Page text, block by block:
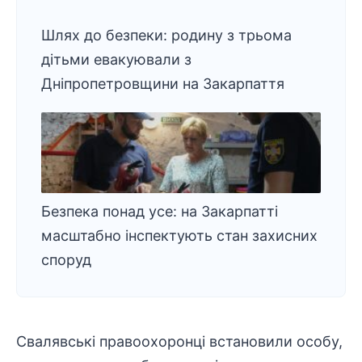
Шлях до безпеки: родину з трьома
дітьми евакуювали з
Дніпропетровщини на Закарпаття
Безпека понад усе: на Закарпатті
масштабно інспектують стан захисних
споруд
Свалявські правоохоронці встановили особу,